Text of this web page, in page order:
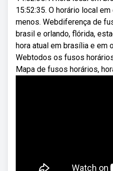
15:52:35. O horário local
menos. Webdiferença de
brasil e orlando, flórida,
hora atual em brasília e em
Webtodos os fusos
Mapa de fusos horários,